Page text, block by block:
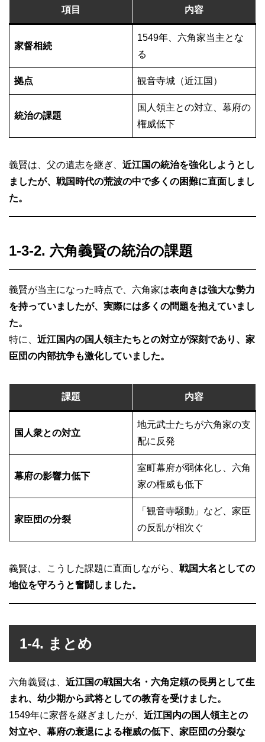
項目 内容
家督相続
1549年、六角家当主とな
る
拠点 観音寺城（近江国）
統治の課題
国人領主との対立、幕府の
権威低下
義賢は、父の遺志を継ぎ、 近江国の統治を強化しようとし
ましたが、戦国時代の荒波の中で多くの困難に直面しまし
た。
1-3-2. 六角義賢の統治の課題
義賢が当主になった時点で、六角家は表向きは強大な勢力
を持っていましたが、実際には多くの問題を抱えていまし
た。
特に、 近江国内の国人領主たちとの対立が深刻であり、家
臣団の内部抗争も激化していました。
課題 内容
国人衆との対立
地元武士たちが六角家の支
配に反発
幕府の影響力低下
室町幕府が弱体化し、六角
家の権威も低下
家臣団の分裂
「観音寺騒動」など、家臣
の反乱が相次ぐ
義賢は、こうした課題に直面しながら、 戦国大名としての
地位を守ろうと奮闘しました。
1-4. まとめ
六角義賢は、 近江国の戦国大名・六角定頼の長男として生
まれ、幼少期から武将としての教育を受けました。
1549年に家督を継ぎましたが、 近江国内の国人領主との
対立や、幕府の衰退による権威の低下、家臣団の分裂な